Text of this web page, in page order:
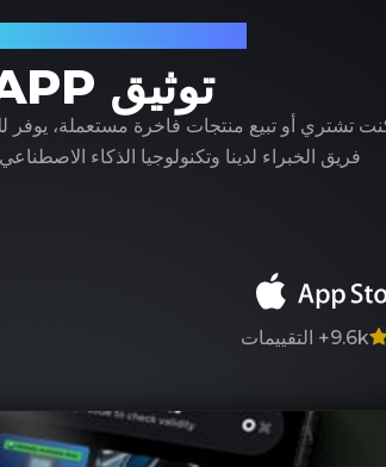
توثيق LEGITAPP
فريق الخبراء لدينا وتكنولوجيا الذكاء
9.6k+ التقييمات